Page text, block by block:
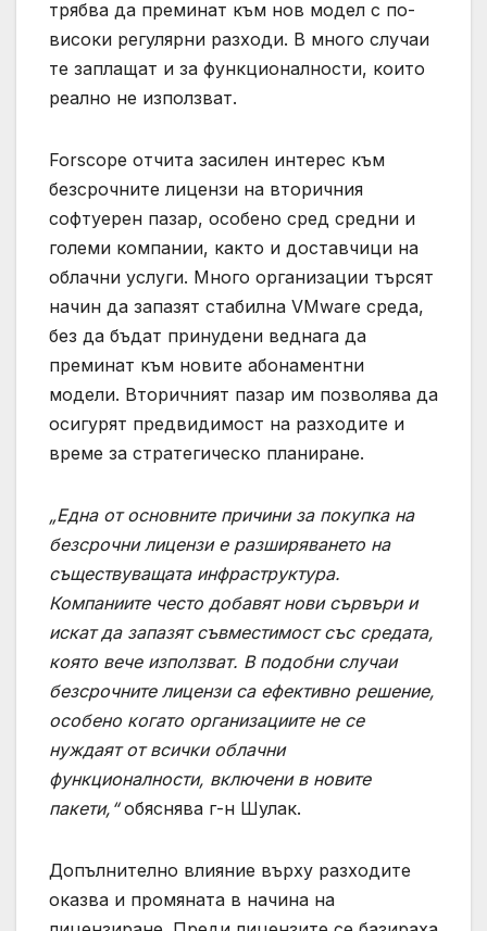
трябва да преминат към нов модел с по-
високи регулярни разходи. В много случаи
те заплащат и за функционалности, които
реално не използват.
Forscope отчита засилен интерес към
безсрочните лицензи на вторичния
софтуерен пазар, особено сред средни и
големи компании, както и доставчици на
облачни услуги. Много организации търсят
начин да запазят стабилна VMware среда,
без да бъдат принудени веднага да
преминат към новите абонаментни
модели. Вторичният пазар им позволява да
осигурят предвидимост на разходите и
време за стратегическо планиране.
„Една от основните причини за покупка на
безсрочни лицензи е разширяването на
съществуващата инфраструктура.
Компаниите често добавят нови сървъри и
искат да запазят съвместимост със средата,
която вече използват. В подобни случаи
безсрочните лицензи са ефективно решение,
особено когато организациите не се
нуждаят от всички облачни
функционалности, включени в новите
пакети,“обяснява г-н Шулак.
Допълнително влияние върху разходите
оказва и промяната в начина на